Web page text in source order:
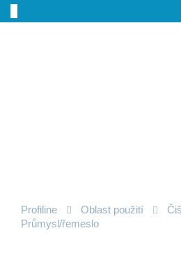
Profiline Oblast použití
Průmysl/řemeslo